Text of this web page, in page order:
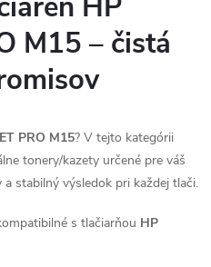
M15 – čistá
PRO M15? V tejto kategórii
tonery/kazety určené pre váš
stabilný výsledok pri každej tlači.
s tlačiarňou HP